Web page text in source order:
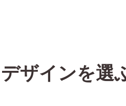
デザインを選